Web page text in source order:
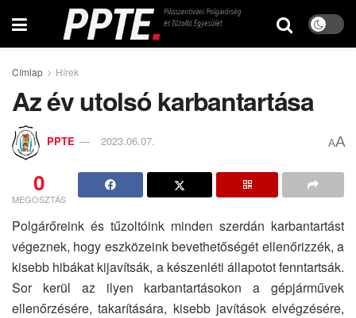
Címlap Hírek
Az év utolsó karbantartása
PPTE 2023.06.07. AA
0
MEGOSZTÁS
Polgárőreink és tűzoltóink minden szerdán karbantartást
végeznek, hogy eszközeink bevethetőségét ellenőrizzék, a
kisebb hibákat kijavítsák, a készenléti állapotot fenntartsák.
Sor kerül az ilyen karbantartásokon a gépjárművek
ellenőrzésére, takarítására, kisebb javítások elvégzésére,